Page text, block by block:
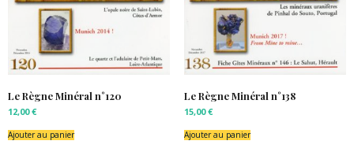
Le Règne Minéral n°120
12,00€
Ajouter au panier
Le Règne Minéral n°138
15,00€
Ajouter au panier